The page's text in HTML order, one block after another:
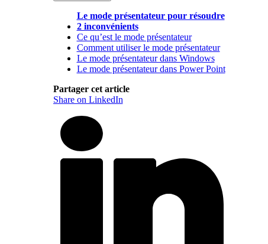
Le mode présentateur pour résoudre
2 inconvénients
Ce qu’est le mode présentateur
Comment utiliser le mode présentateur
Le mode présentateur dans Windows
Le mode présentateur dans Power Point
Partager cet article
Share on LinkedIn